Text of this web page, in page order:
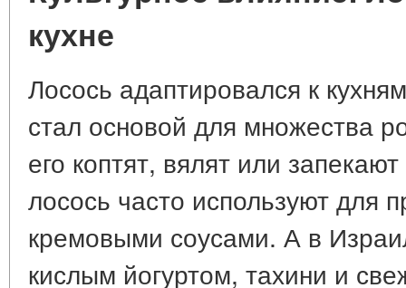
кухне
Лосось адаптировался к
стал основой для множества
его коптят, вялят или
лосось часто используют для
кремовыми соусами. А в
кислым йогуртом, тахини и